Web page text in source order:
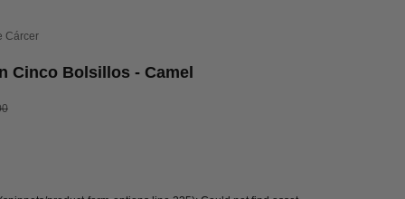
Cárcer
Cinco Bolsillos - Camel
normal